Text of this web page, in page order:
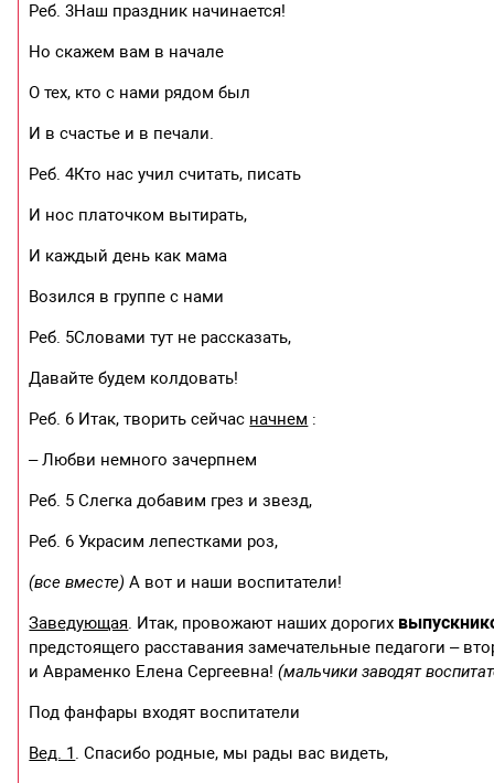
Реб. 3Наш праздник начинается!
Но скажем вам в начале
О тех, кто с нами рядом был
И в счастье и в печали.
Реб. 4Кто нас учил считать, писать
И нос платочком вытирать,
И каждый день как мама
Возился в группе с нами
Реб. 5Словами тут не рассказать,
Давайте будем колдовать!
Реб. 6 Итак, творить сейчас начнем :
– Любви немного зачерпнем
Реб. 5 Слегка добавим грез и звезд,
Реб. 6 Украсим лепестками роз,
(все вместе) А вот и наши воспитатели!
Заведующая. Итак, провожают наших дорогих
предстоящего расставания замечательные педагоги –
и Авраменко Елена Сергеевна!(мальчики заводят
Под фанфары входят воспитатели
Вед. 1 . Спасибо родные, мы рады вас видеть,